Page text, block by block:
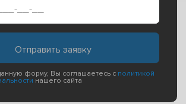
форму, Вы соглашаетесь с политикой
нашего сайта